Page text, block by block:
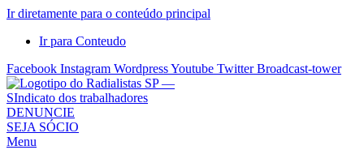
Ir diretamente para o conteúdo principal
Ir para Conteudo
Facebook Instagram WordpressYoutube Twitter Broadcast-tower
Sindicato
dos
DENUNCIE
SEJA SÓCIO
Menu